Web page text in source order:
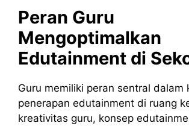
Peran Guru
Mengoptimalkan
Edutainment di
Guru memiliki peran sentral dalam
penerapan edutainment di ruang
kreativitas guru, konsep